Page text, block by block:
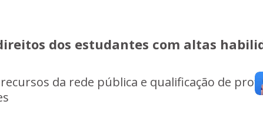
dos estudantes com altas
da rede pública e qualificação de